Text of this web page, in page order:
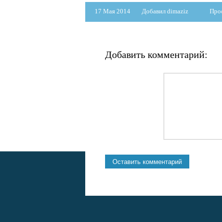
17 Мая 2014 Добавил dimaziz
Добавить комментарий: